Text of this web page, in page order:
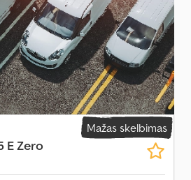
Mažas skelbimas
E Zero